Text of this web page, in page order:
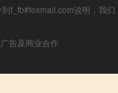
f_fb#foxmail.com说明，我们
告及商业合作